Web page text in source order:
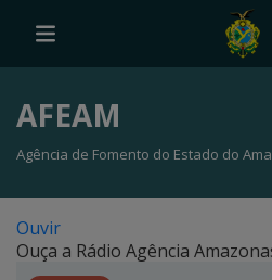
AFEAM
Agência de Fomento do Estado do
Ferramenta
Ouvir
Banners de
Ouça a Rádio Agência